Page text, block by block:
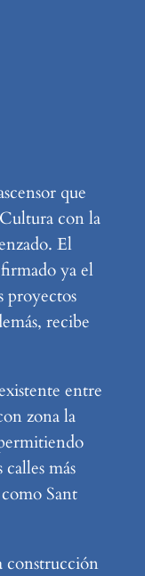
que
con la
El
ya el
proyectos
recibe
entre
zona la
más
Sant
construcción